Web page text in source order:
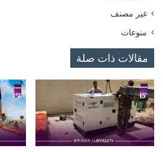
غير مصنف
منوعات
مقالات ذات صلة